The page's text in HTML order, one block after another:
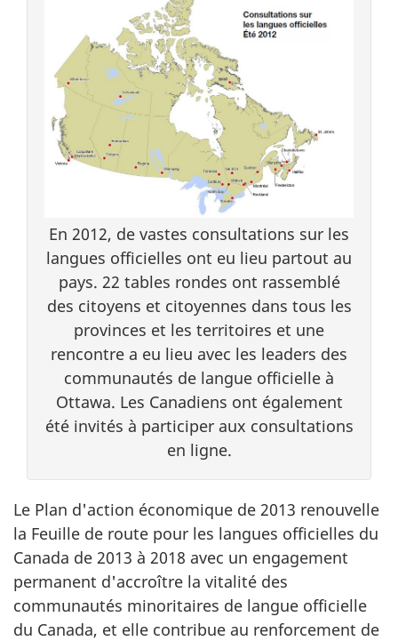
En 2012, de vastes consultations sur les
langues officielles ont eu lieu partout au
pays. 22 tables rondes ont rassemblé
des citoyens et citoyennes dans tous les
provinces et les territoires et une
rencontre a eu lieu avec les leaders des
communautés de langue officielle à
Ottawa. Les Canadiens ont également
été invités à participer aux consultations
en ligne.
Le Plan d'action économique de 2013 renouvelle
la Feuille de route pour les langues officielles du
Canada de 2013 à 2018 avec un engagement
permanent d'accroître la vitalité des
communautés minoritaires de langue officielle
du Canada, et elle contribue au renforcement de